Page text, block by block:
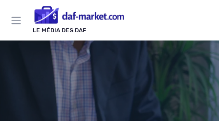
LE MÉDIA DES DAF
Panneau de gestion des cookies